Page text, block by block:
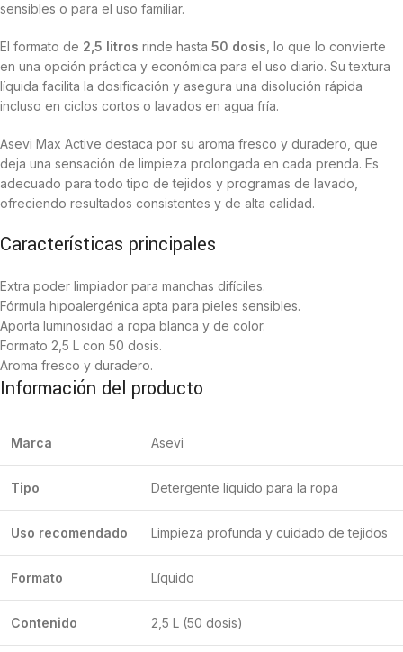
sensibles o para el uso familiar.
El formato de 2,5 litros rinde hasta 50 dosis , lo que lo convierte
en una opción práctica y económica para el uso diario. Su textura
líquida facilita la dosificación y asegura una disolución rápida
incluso en ciclos cortos o lavados en agua fría.
Asevi Max Active destaca por su aroma fresco y duradero, que
deja una sensación de limpieza prolongada en cada prenda. Es
adecuado para todo tipo de tejidos y programas de lavado,
ofreciendo resultados consistentes y de alta calidad.
Características principales
Extra poder limpiador para manchas difíciles.
Fórmula hipoalergénica apta para pieles sensibles.
Aporta luminosidad a ropa blanca y de color.
Formato 2,5 L con 50 dosis.
Aroma fresco y duradero.
Información del producto
Marca Asevi
Tipo Detergente líquido para la ropa
Uso recomendado Limpieza profunda y cuidado de tejidos
Formato Líquido
Contenido 2,5 L (50 dosis)